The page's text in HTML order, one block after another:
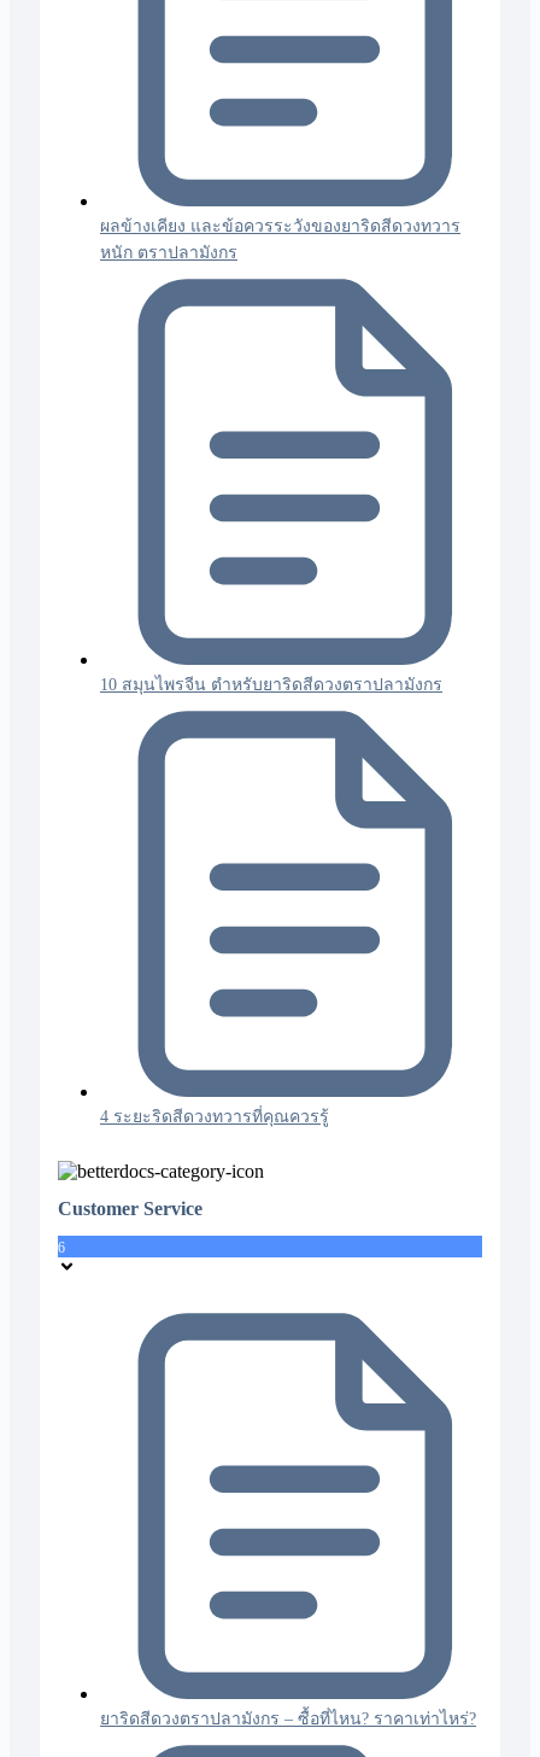
ผลข้างเคียง และข้อควรระวังของยาริดสีดวงทวาร
หนัก ตราปลามังกร
10 สมุนไพรจีน ตำหรับยาริดสีดวงตราปลามังกร
4 ระยะริดสีดวงทวารที่คุณควรรู้
Customer Service
6
ยาริดสีดวงตราปลามังกร – ซื้อที่ไหน? ราคาเท่าไหร่?